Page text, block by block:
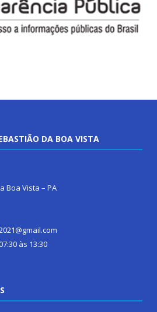
DA BOA VISTA
Boa Vista – PA
às 13:30